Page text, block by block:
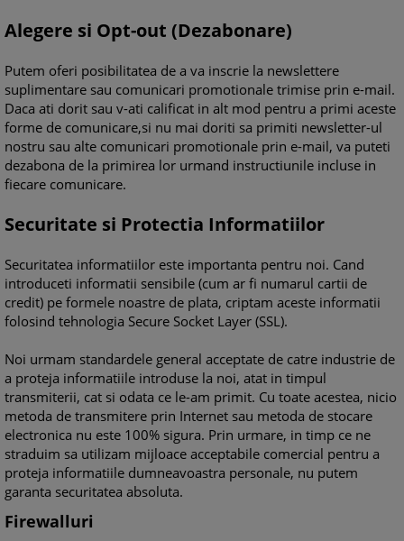
Alegere si Opt-out (Dezabonare)
Putem oferi posibilitatea de a va inscrie la newslettere
suplimentare sau comunicari promotionale trimise prin e-mail.
Daca ati dorit sau v-ati calificat in alt mod pentru a primi aceste
forme de comunicare,si nu mai doriti sa primiti newsletter-ul
nostru sau alte comunicari promotionale prin e-mail, va puteti
dezabona de la primirea lor urmand instructiunile incluse in
fiecare comunicare.
Securitate si Protectia Informatiilor
Securitatea informatiilor este importanta pentru noi. Cand
introduceti informatii sensibile (cum ar fi numarul cartii de
credit) pe formele noastre de plata, criptam aceste informatii
folosind tehnologia Secure Socket Layer (SSL).
Noi urmam standardele general acceptate de catre industrie de
a proteja informatiile introduse la noi, atat in timpul
transmiterii, cat si odata ce le-am primit. Cu toate acestea, nicio
metoda de transmitere prin Internet sau metoda de stocare
electronica nu este 100% sigura. Prin urmare, in timp ce ne
straduim sa utilizam mijloace acceptabile comercial pentru a
proteja informatiile dumneavoastra personale, nu putem
garanta securitatea absoluta.
Firewalluri